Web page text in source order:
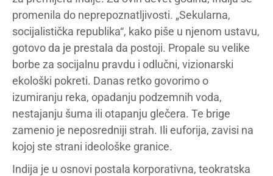
promenila do neprepoznatljivosti. „Sekularna,
socijalistička republika“, kako piše u njenom ustavu,
gotovo da je prestala da postoji. Propale su velike
borbe za socijalnu pravdu i odlučni, vizionarski
ekološki pokreti. Danas retko govorimo o
izumiranju reka, opadanju podzemnih voda,
nestajanju šuma ili otapanju glečera. Te brige
zamenio je neposredniji strah. Ili euforija, zavisi na
kojoj ste strani ideološke granice.
Indija je u osnovi postala korporativna, teokratska